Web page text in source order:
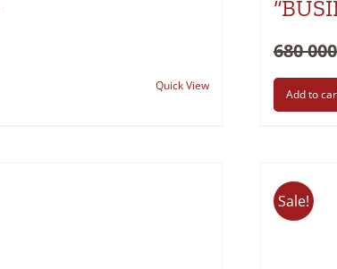
Quick View
680
Add to
Sale!